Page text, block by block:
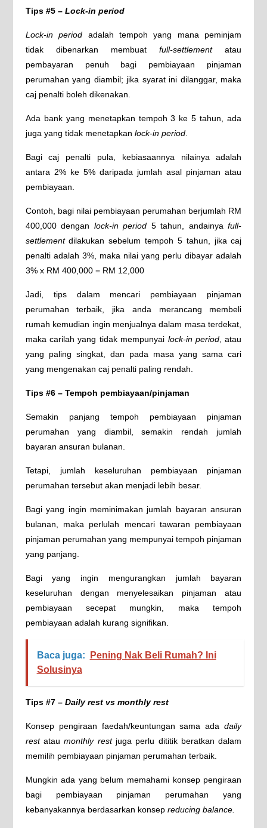
Tips #5 – Lock-in period
Lock-in period adalah tempoh yang mana peminjam
tidak dibenarkan membuatfull-settlementatau
pembayaran penuh bagi pembiayaan pinjaman
perumahan yang diambil; jika syarat ini dilanggar, maka
caj penalti boleh dikenakan.
Ada bank yang menetapkan tempoh 3 ke 5 tahun, ada
juga yang tidak menetapkan lock-in period.
Bagi caj penalti pula, kebiasaannya nilainya adalah
antara 2% ke 5% daripada jumlah asal pinjaman atau
pembiayaan.
Contoh, bagi nilai pembiayaan perumahan berjumlah RM
400,000 dengan lock-in period 5 tahun, andainyafull-
settlementdilakukan sebelum tempoh 5 tahun, jika caj
penalti adalah 3%, maka nilai yang perlu dibayar adalah
3% x RM 400,000 = RM 12,000
Jadi, tips dalam mencari pembiayaan pinjaman
perumahan terbaik, jika anda merancang membeli
rumah kemudian ingin menjualnya dalam masa terdekat,
maka carilah yang tidak mempunyai lock-in period , atau
yang paling singkat, dan pada masa yang sama cari
yang mengenakan caj penalti paling rendah.
Tips #6 – Tempoh pembiayaan/pinjaman
Semakin panjang tempoh pembiayaan pinjaman
perumahan yang diambil, semakin rendah jumlah
bayaran ansuran bulanan.
Tetapi, jumlah keseluruhan pembiayaan pinjaman
perumahan tersebut akan menjadi lebih besar.
Bagi yang ingin meminimakan jumlah bayaran ansuran
bulanan, maka perlulah mencari tawaran pembiayaan
pinjaman perumahan yang mempunyai tempoh pinjaman
yang panjang.
Bagi yang ingin mengurangkan jumlah bayaran
keseluruhan dengan menyelesaikan pinjaman atau
pembiayaan secepat mungkin, maka tempoh
pembiayaan adalah kurang signifikan.
Baca juga:
Pening Nak Beli Rumah? Ini
Solusinya
Tips #7 – Daily rest vs monthly rest
Konsep pengiraan faedah/keuntungan sama adadaily
restataumonthly restjuga perlu dititik beratkan dalam
memilih pembiayaan pinjaman perumahan terbaik.
Mungkin ada yang belum memahami konsep pengiraan
bagi pembiayaan pinjaman perumahan yang
kebanyakannya berdasarkan konsep reducing balance.